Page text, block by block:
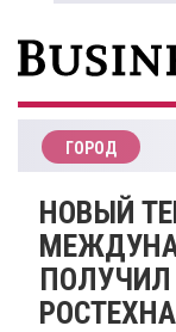
ГОРОД
НОВЫЙ